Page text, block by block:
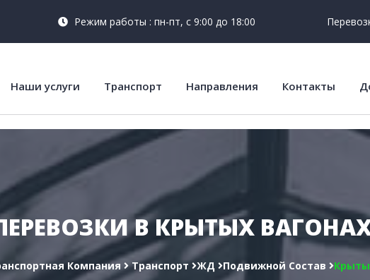
Режим работы : пн-пт, с 9:00 до 18:00
Наши услуги Транспорт Направления Контакты
В КРЫТЫХ
Компания Транспорт ЖД Подвижной Состав